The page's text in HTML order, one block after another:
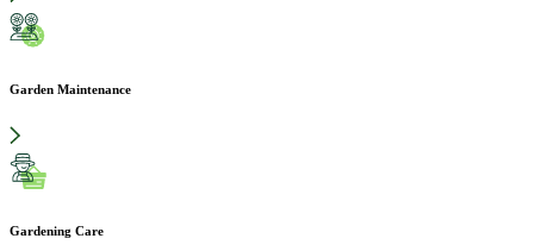
Garden Maintenance
Gardening Care